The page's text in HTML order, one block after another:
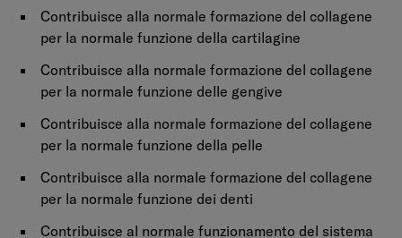
Contribuisce alla normale formazione del collagene
per la normale funzione della cartilagine
Contribuisce alla normale formazione del collagene
per la normale funzione delle gengive
Contribuisce alla normale formazione del collagene
per la normale funzione della pelle
Contribuisce alla normale formazione del collagene
per la normale funzione dei denti
Contribuisce al normale funzionamento del sistema